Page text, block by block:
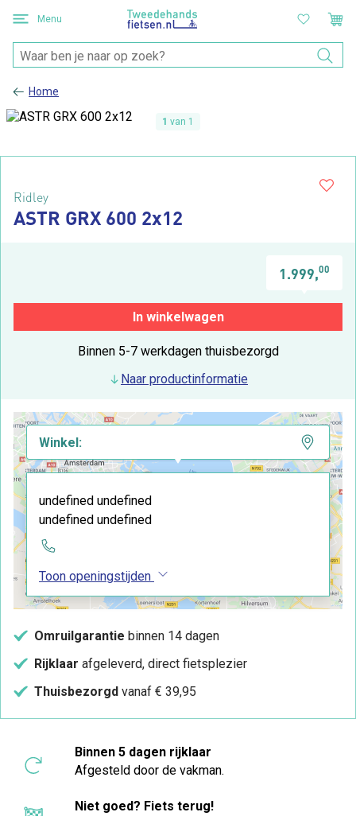
Menu
Home
1 van 1
Ridley
ASTR GRX 600 2x12
1.999,00
In winkelwagen
Binnen 5-7 werkdagen thuisbezorgd
Naar productinformatie
Winkel:
undefined undefined
undefined undefined
Toon openingstijden
Omruilgarantie binnen 14 dagen
Rijklaar afgeleverd, direct fietsplezier
Thuisbezorgd vanaf € 39,95
Binnen 5 dagen rijklaar
Afgesteld door de vakman.
Niet goed? Fiets terug!